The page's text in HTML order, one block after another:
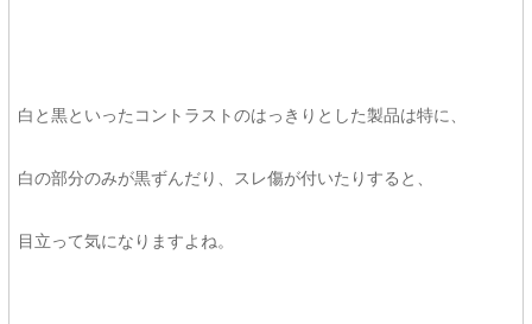
白と黒といったコントラストのはっきりとした製品は特に、
白の部分のみが黒ずんだり、スレ傷が付いたりすると、
目立って気になりますよね。